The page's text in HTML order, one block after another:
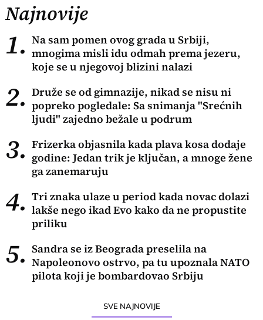
Najnovije
1. Na sam pomen ovog grada u Srbiji,
mnogima misli idu odmah prema jezeru,
koje se u njegovoj blizini nalazi
2. Druže se od gimnazije, nikad se nisu ni
popreko pogledale: Sa snimanja "Srećnih
ljudi" zajedno bežale u podrum
3. Frizerka objasnila kada plava kosa dodaje
godine: Jedan trik je ključan, a mnoge žene
ga zanemaruju
4. Tri znaka ulaze u period kada novac dolazi
lakše nego ikad Evo kako da ne propustite
priliku
5. Sandra se iz Beograda preselila na
Napoleonovo ostrvo, pa tu upoznala NATO
pilota koji je bombardovao Srbiju
SVE NAJNOVIJE